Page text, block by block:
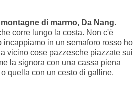
montagne di marmo, Da Nang.
corre lungo la costa. Non c'è
incappiamo in un semaforo rosso ho
vicino cose pazzesche piazzate sui
la signora con una cassa piena
quella con un cesto di galline.